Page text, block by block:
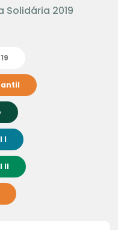
Solidária 2019
I
II